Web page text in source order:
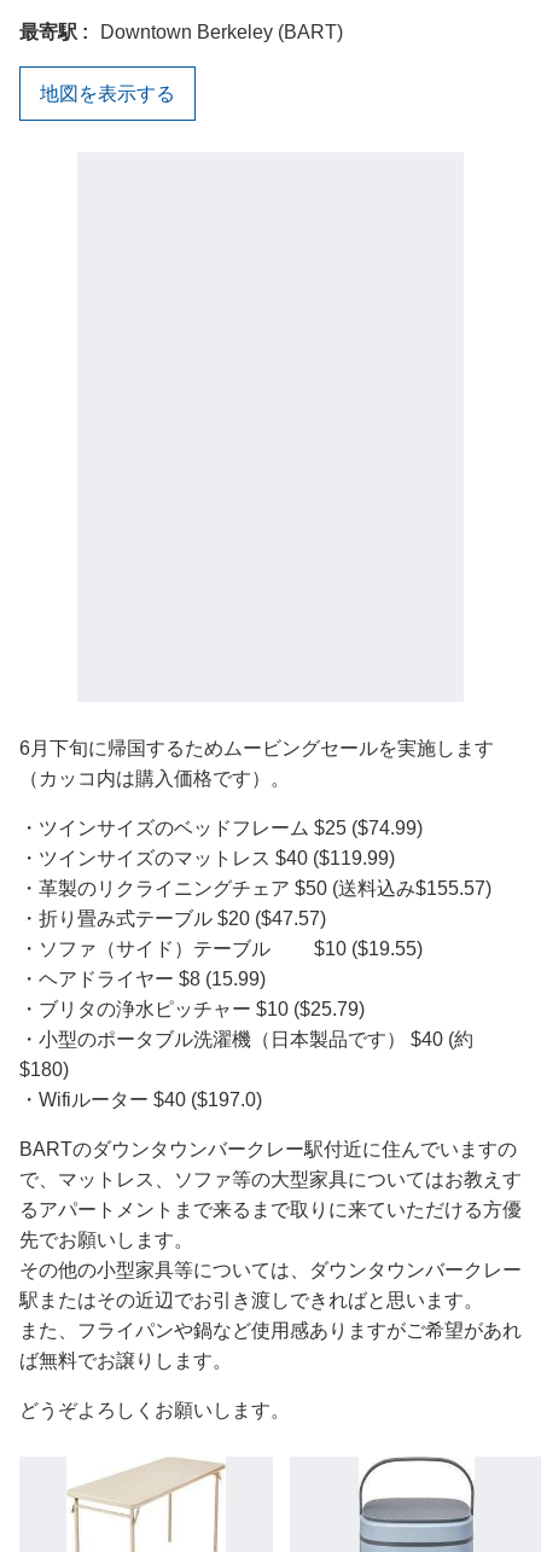
最寄駅 Downtown Berkeley (BART)
地図を表示する
6月下旬に帰国するためムービングセールを実施します
（カッコ内は購入価格です）。
・ツインサイズのベッドフレーム $25 ($74.99)
・ツインサイズのマットレス $40 ($119.99)
・革製のリクライニングチェア $50 (送料込み$155.57)
・折り畳み式テーブル $20 ($47.57)
・ソファ（サイド）テーブル $10 ($19.55)
・ヘアドライヤー $8 (15.99)
・ブリタの浄水ピッチャー $10 ($25.79)
・小型のポータブル洗濯機（日本製品です） $40 (約
$180)
・Wifiルーター $40 ($197.0)
BARTのダウンタウンバークレー駅付近に住んでいますの
で、マットレス、ソファ等の大型家具についてはお教えす
るアパートメントまで来るまで取りに来ていただける方優
先でお願いします。
その他の小型家具等については、ダウンタウンバークレー
駅またはその近辺でお引き渡しできればと思います。
また、フライパンや鍋など使用感ありますがご希望があれ
ば無料でお譲りします。
どうぞよろしくお願いします。